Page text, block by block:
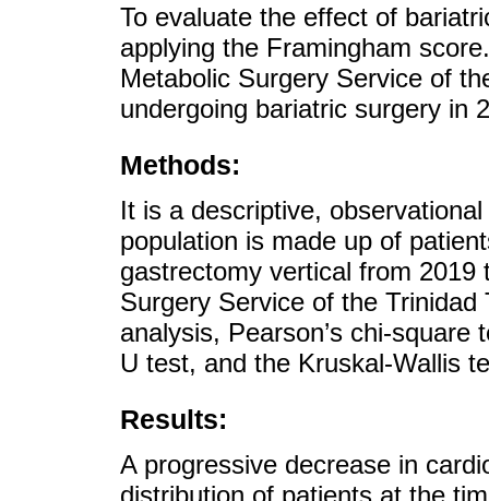
To evaluate the effect of
applying the Framingham
Metabolic Surgery Service of
undergoing bariatric surgery in
Methods:
It is a descriptive,
population is made up of
gastrectomy vertical from
Surgery Service of the
analysis, Pearson’s chi-square
U test, and the Kruskal-Wallis
Results:
A progressive decrease in